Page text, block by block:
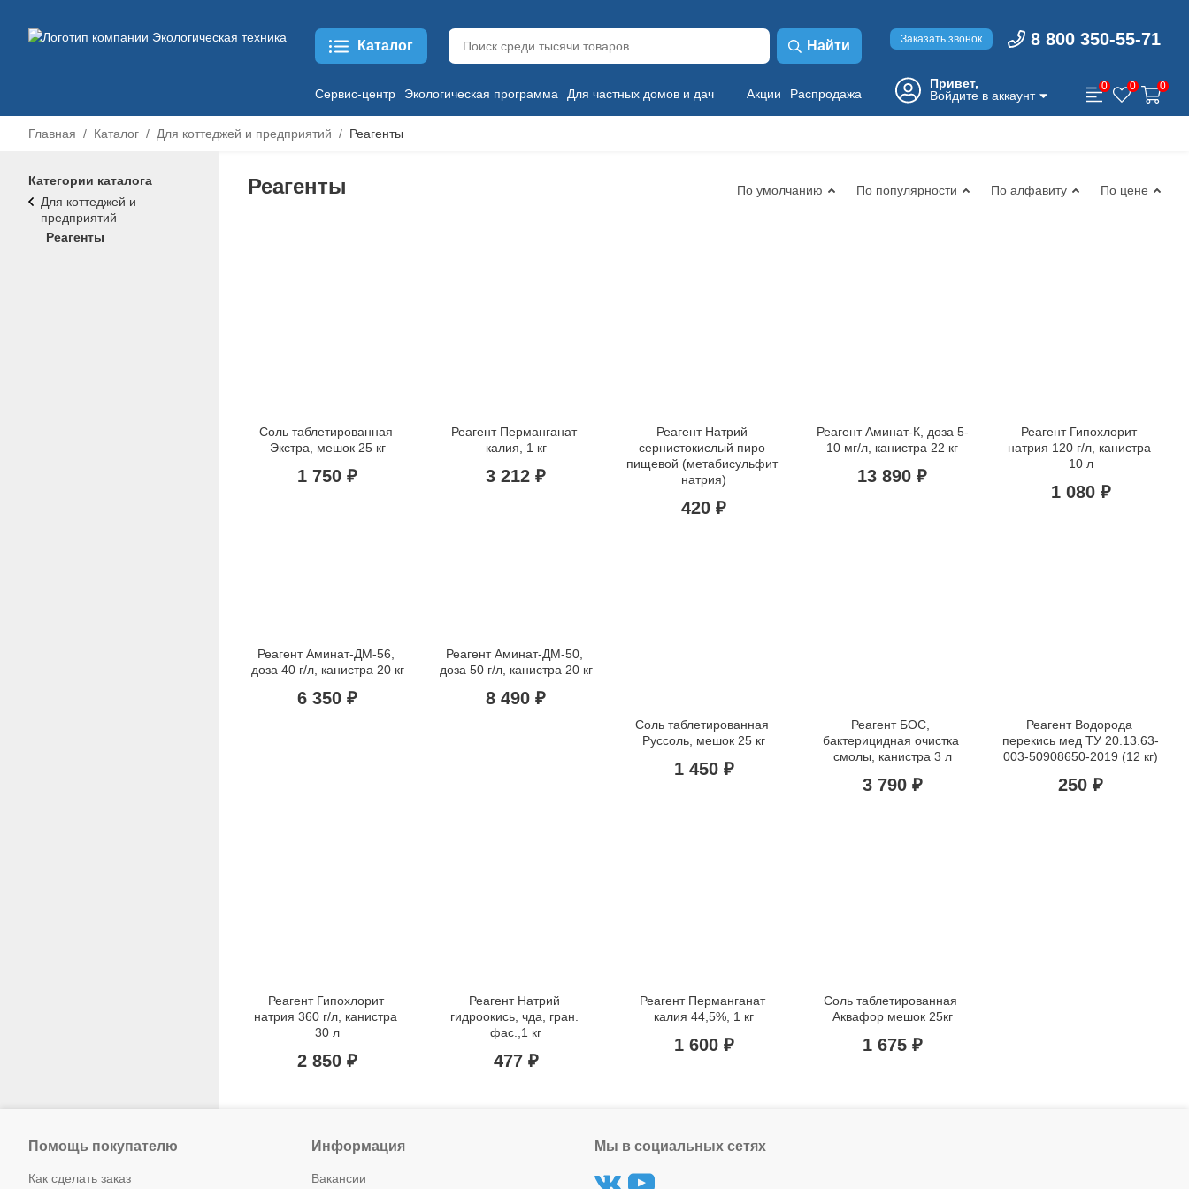
Каталог Найти
Сервис-центр Экологическая программа Для частных домов и дач Акции Распродажа
Заказать звонок 8 800 350-55-71
Привет,
Войдите в аккаунт
0 0 0
Главная Каталог Для коттеджей и предприятий Реагенты
Категории каталога
Для коттеджей и
предприятий
Реагенты
Реагенты По умолчанию По популярности По алфавиту По цене
Соль таблетированная
Экстра, мешок 25 кг
1 750 ₽
Реагент Перманганат
калия, 1 кг
3 212 ₽
Реагент Натрий
сернистокислый пиро
пищевой (метабисульфит
натрия)
420 ₽
Реагент Аминат-К, доза 5-
10 мг/л, канистра 22 кг
13 890 ₽
Реагент Гипохлорит
натрия 120 г/л, канистра
10 л
1 080 ₽
Реагент Аминат-ДМ-56,
доза 40 г/л, канистра 20 кг
6 350 ₽
Реагент Аминат-ДМ-50,
доза 50 г/л, канистра 20 кг
8 490 ₽
Соль таблетированная
Руссоль, мешок 25 кг
1 450 ₽
Реагент БОС,
бактерицидная очистка
смолы, канистра 3 л
3 790 ₽
Реагент Водорода
перекись мед ТУ 20.13.63-
003-50908650-2019 (12 кг)
250 ₽
Реагент Гипохлорит
натрия 360 г/л, канистра
30 л
2 850 ₽
Реагент Натрий
гидроокись, чда, гран.
фас.,1 кг
477 ₽
Реагент Перманганат
калия 44,5%, 1 кг
1 600 ₽
Соль таблетированная
Аквафор мешок 25кг
1 675 ₽
Помощь покупателю
Как сделать заказ
Информация
Вакансии
Мы в социальных сетях